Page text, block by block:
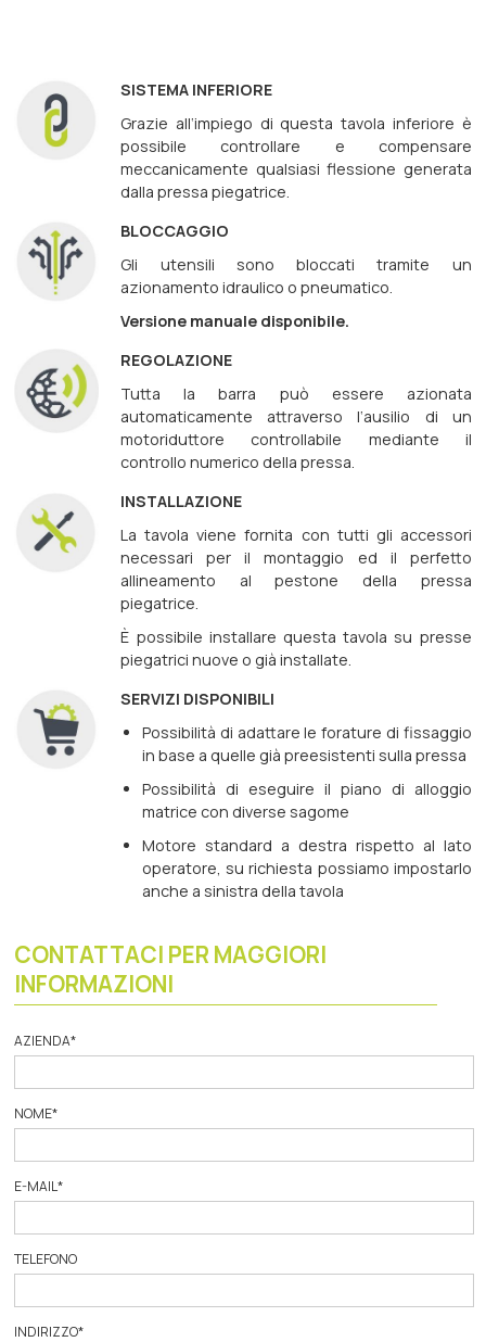
SISTEMA INFERIORE
Grazie all‘impiego di questa tavola inferiore è
possibile controllare e compensare
meccanicamente qualsiasi flessione generata
dalla pressa piegatrice.
BLOCCAGGIO
Gli utensili sono bloccati tramite un
azionamento idraulico o pneumatico.
Versione manuale disponibile.
REGOLAZIONE
Tutta la barra può essere azionata
automaticamente attraverso l‘ausilio di un
motoriduttore controllabile mediante il
controllo numerico della pressa.
INSTALLAZIONE
La tavola viene fornita con tutti gli accessori
necessari per il montaggio ed il perfetto
allineamento al pestone della pressa
piegatrice.
È possibile installare questa tavola su presse
piegatrici nuove o già installate.
SERVIZI DISPONIBILI
Possibilità di adattare le forature di fissaggio
in base a quelle già preesistenti sulla pressa
Possibilità di eseguire il piano di alloggio
matrice con diverse sagome
Motore standard a destra rispetto al lato
operatore, su richiesta possiamo impostarlo
anche a sinistra della tavola
CONTATTACI PER MAGGIORI
INFORMAZIONI
AZIENDA*
NOME*
E-MAIL*
TELEFONO
INDIRIZZO*